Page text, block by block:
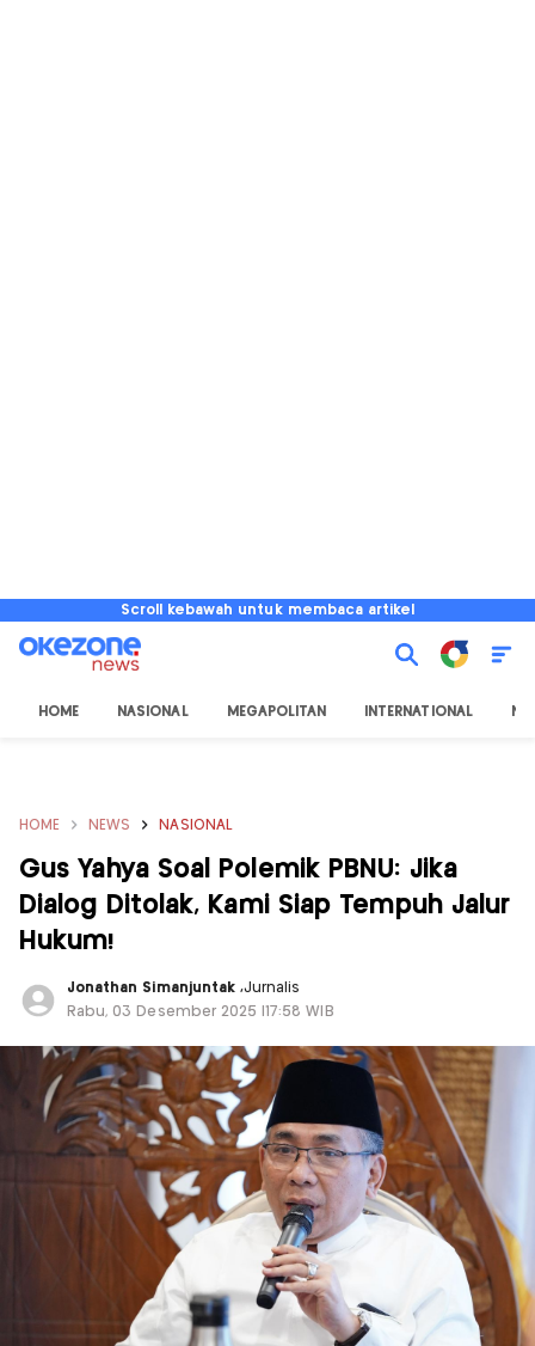
Scroll kebawah untuk membaca artikel
HOME NASIONAL MEGAPOLITAN INTERNATIONAL
HOME NEWS NASIONAL
Gus Yahya Soal Polemik PBNU: Jika
Dialog Ditolak, Kami Siap Tempuh Jalur
Hukum!
Jonathan Simanjuntak,Jurnalis
Rabu, 03 Desember 2025 |17:58 WIB